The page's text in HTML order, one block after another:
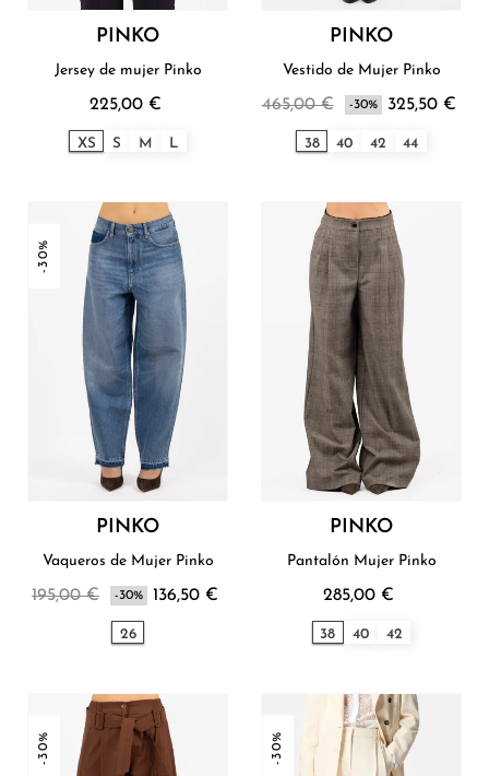
PINKO
Jersey de mujer Pinko
225,00 €
XS S M L
PINKO
Vestido de Mujer Pinko
465,00 € -30% 325,50 €
38 40 42 44
-30%
PINKO
Vaqueros de Mujer Pinko
195,00 € -30% 136,50 €
26
PINKO
Pantalón Mujer Pinko
285,00 €
38 40 42
-30% -30%